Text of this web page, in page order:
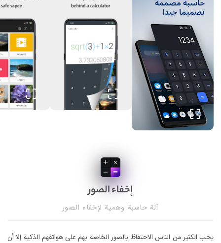
إخفاء الصور
آلة حاسبة وهمية لإخفاء الصور
يحب الكثير من الناس الاحتفاظ بالصور الخاصة بهم على هواتفهم الذكية إلا أن